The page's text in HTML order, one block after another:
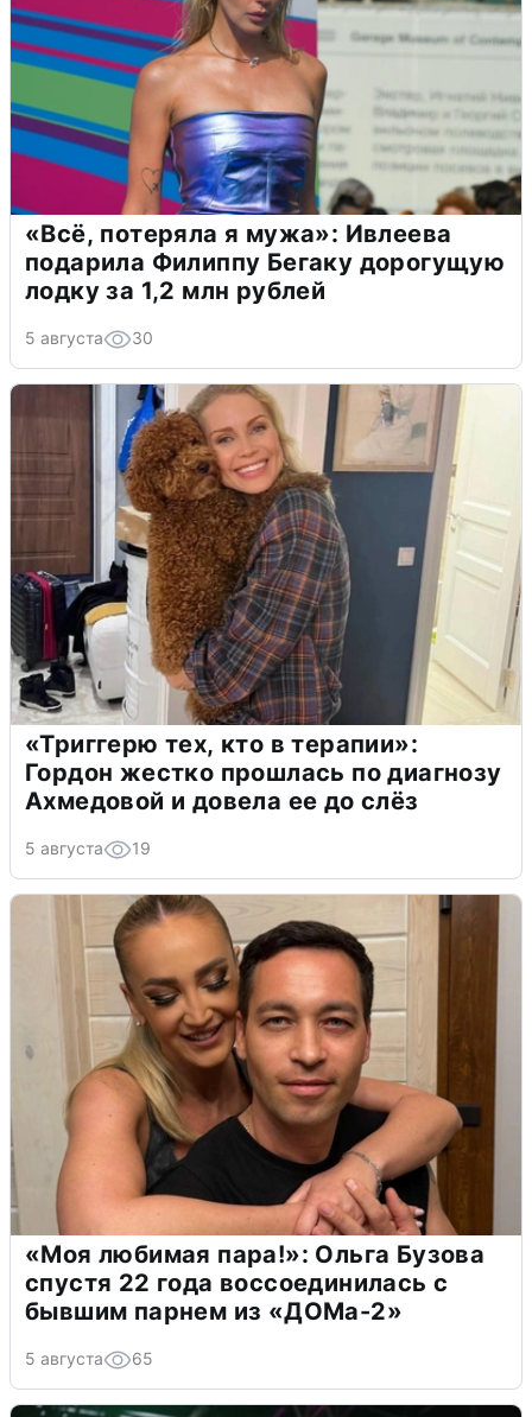
«Всё, потеряла я мужа»: Ивлеева
подарила Филиппу Бегаку дорогущую
лодку за 1,2 млн рублей
5 августа 30
«Триггерю тех, кто в терапии»:
Гордон жестко прошлась по диагнозу
Ахмедовой и довела ее до слёз
5 августа 19
«Моя любимая пара!»: Ольга Бузова
спустя 22 года воссоединилась с
бывшим парнем из «ДОМа-2»
5 августа 65